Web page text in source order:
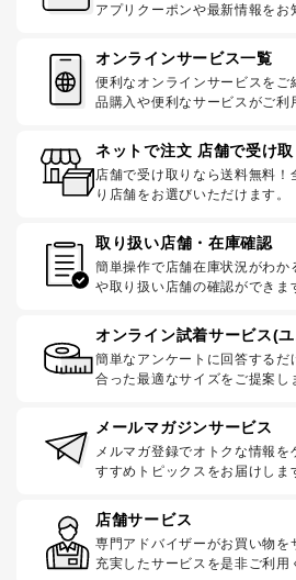
アプリクーポンや最新情報をお
オンラインサービス一覧
便利なオンラインサービスを
品購入や便利なサービスがご利
ネットで注文 店舗で受け取
店舗で受け取りなら送料無料！
り店舗をお選びいただけます。
取り扱い店舗・在庫確認
簡単操作で店舗在庫状況がわか
や取り扱い店舗の確認ができま
オンライン試着サービス(
簡単なアンケートに回答するだ
合った最適なサイズをご提案し
メールマガジンサービス
メルマガ登録でオトクな情報を
すすめトピックスをお届けしま
店舗サービス
専門アドバイザーがお買い物を
充実したサービスを是非ご利用